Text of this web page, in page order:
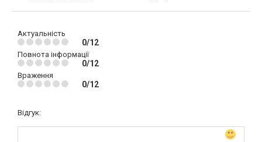
Актуальність
0/12
Повнота інформації
0/12
Враження
0/12
Відгук: